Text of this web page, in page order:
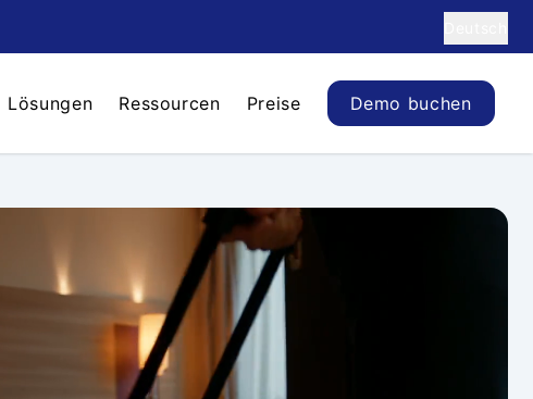
Lösungen Ressourcen Preise Demo buchen